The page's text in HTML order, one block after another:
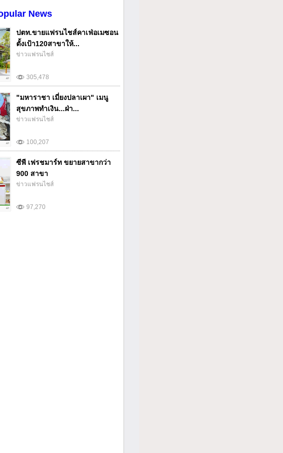
News
305,478
ปตท.ขายแฟรนไชส์คาเฟ่อเมซอน
ตั้งเป้า120สาขาให้...
ข่าวแฟรนไชส์
100,207
"มหาราชา เมี่ยงปลาเผา" เมนู
สุขภาพทำเงิน...ฝ่า...
ข่าวแฟรนไชส์
97,270
ซีพี เฟรชมาร์ท ขยายสาขากว่า
900 สาขา
ข่าวแฟรนไชส์